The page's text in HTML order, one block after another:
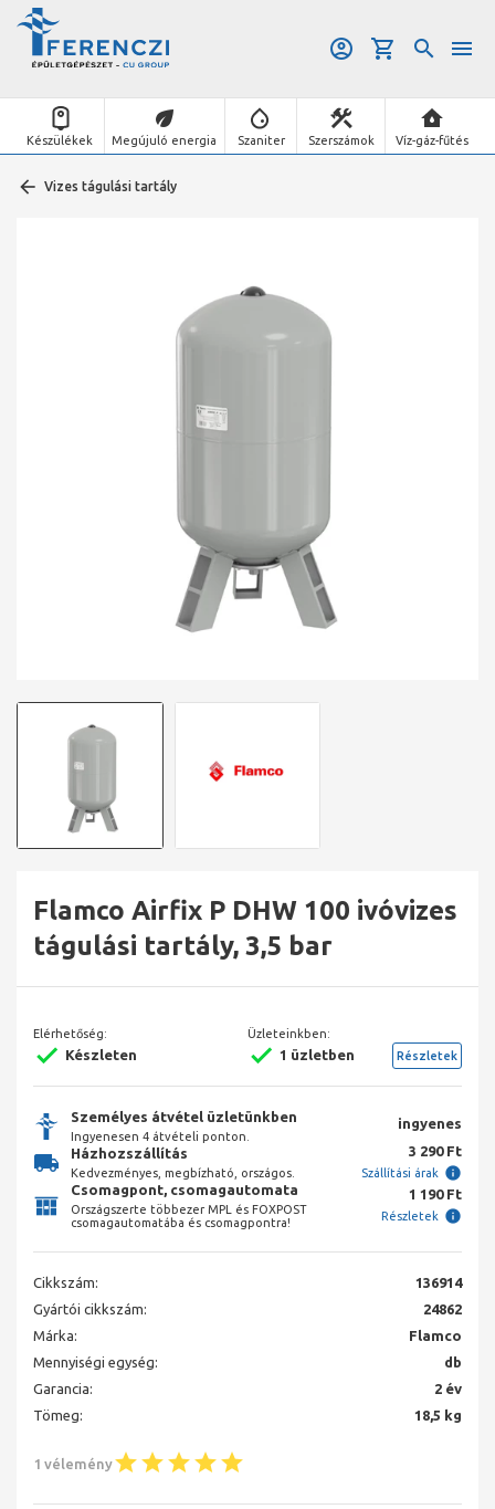
Készülékek Megújuló energia Szaniter Szerszámok Víz-gáz-fűtés
Vizes tágulási tartály
Flamco Airfix P DHW 100 ivóvizes
tágulási tartály, 3,5 bar
Elérhetőség:
Készleten
Üzleteinkben:
1 üzletben Részletek
Személyes átvétel üzletünkben
Ingyenesen 4 átvételi ponton.
ingyenes
Házhozszállítás
Kedvezményes, megbízható, országos.
3 290 Ft
Szállítási árak
Csomagpont, csomagautomata
Országszerte többezer MPL és FOXPOST
csomagautomatába és csomagpontra!
1 190 Ft
Részletek
Cikkszám:
136914
Gyártói cikkszám:
24862
Márka:
Flamco
Mennyiségi egység:
db
Garancia:
2 év
Tömeg:
18,5 kg
1 vélemény